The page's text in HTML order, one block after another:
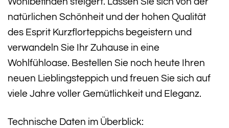
natürlichen Schönheit und der hohen Qualität
des Esprit Kurzflorteppichs begeistern und
verwandeln Sie Ihr Zuhause in eine
Wohlfühloase. Bestellen Sie noch heute Ihren
neuen Lieblingsteppich und freuen Sie sich auf
viele Jahre voller Gemütlichkeit und Eleganz.
Technische Daten im Überblick: